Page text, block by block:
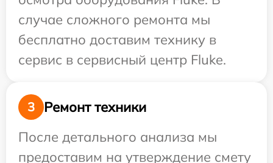
случае сложного ремонта мы
бесплатно доставим технику в
сервис в сервисный центр Fluke.
3
Ремонт техники
После детального анализа мы
предоставим на утверждение смету